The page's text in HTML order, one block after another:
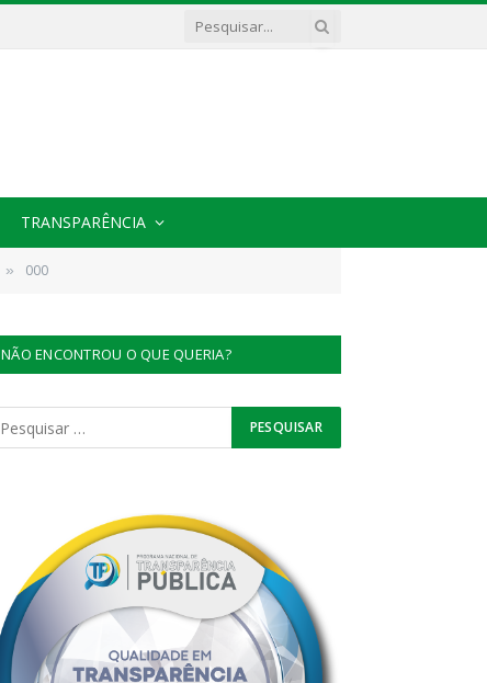
TRANSPARÊNCIA
» 000
NÃO ENCONTROU O QUE QUERIA?